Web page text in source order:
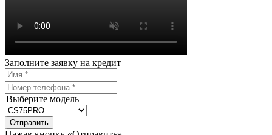
Заполните заявку на кредит
Выберите модель
Отправить